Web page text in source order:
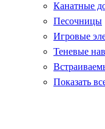
Канатные
Песочницы
Игровые
Теневые
Показать